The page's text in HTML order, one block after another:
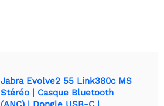
Jabra Evolve2 55 Link380c MS
Stéréo | Casque Bluetooth